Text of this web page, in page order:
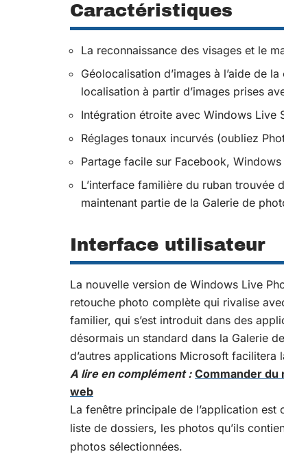
Caractéristiques
La reconnaissance des visages et le
Géolocalisation d’images à l’aide de
localisation à partir d’images prises
Intégration étroite avec Windows Live
Réglages tonaux incurvés (oubliez
Partage facile sur Facebook,
L’interface familière du ruban trouvée
maintenant partie de la Galerie de
Interface utilisateur
La nouvelle version de Windows Live
retouche photo complète qui rivalise
familier, qui s’est introduit dans des
désormais un standard dans la Galerie
d’autres applications Microsoft facilitera
A lire en complément : Commander du
web
La fenêtre principale de l’application
liste de dossiers, les photos qu’ils
photos sélectionnées.